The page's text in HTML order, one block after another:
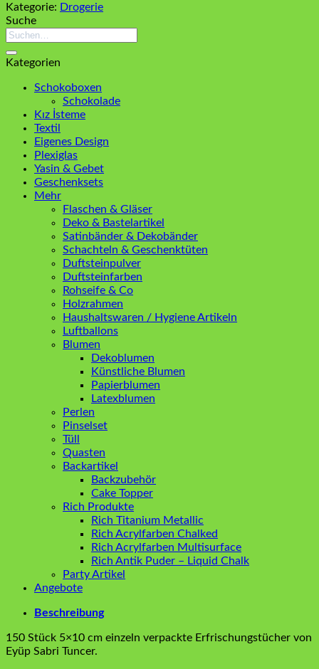
Kategorie: Drogerie
Suche
Suchen
Kategorien
Schokoboxen
Schokolade
Kız İsteme
Textil
Eigenes Design
Plexiglas
Yasin & Gebet
Geschenksets
Mehr
Flaschen & Gläser
Deko & Bastelartikel
Satinbänder & Dekobänder
Schachteln & Geschenktüten
Duftsteinpulver
Duftsteinfarben
Rohseife & Co
Holzrahmen
Haushaltswaren / Hygiene Artikeln
Luftballons
Blumen
Dekoblumen
Künstliche Blumen
Papierblumen
Latexblumen
Perlen
Pinselset
Tüll
Quasten
Backartikel
Backzubehör
Cake Topper
Rich Produkte
Rich Titanium Metallic
Rich Acrylfarben Chalked
Rich Acrylfarben Multisurface
Rich Antik Puder – Liquid Chalk
Party Artikel
Angebote
Beschreibung
150 Stück 5×10 cm einzeln verpackte Erfrischungstücher von
Eyüp Sabri Tuncer.